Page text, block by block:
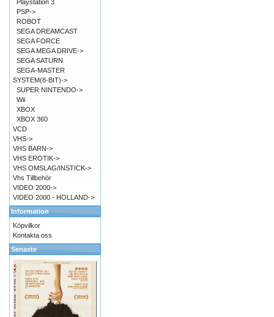
Playstation 3
PSP->
ROBOT
SEGA DREAMCAST
SEGA FORCE
SEGA MEGA DRIVE->
SEGA SATURN
SEGA-MASTER
SYSTEM(8-BIT)->
SUPER NINTENDO->
Wii
XBOX
XBOX 360
VCD
VHS->
VHS BARN->
VHS EROTIK->
VHS OMSLAG/INSTICK->
Vhs Tillbehör
VIDEO 2000->
VIDEO 2000 - HOLLAND->
Information
Köpvilkor
Kontakta oss
Senaste